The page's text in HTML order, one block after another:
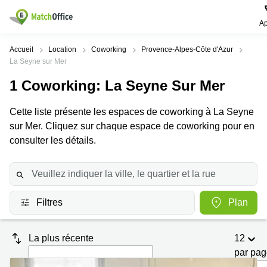
Rechercher / publier
Pages
de
Bureau
Centre
Coworking
Salles
de
réunion
Bureau
virtuel
Villes
Populaires
Paris
Lille
Bordeaux
Nantes
Toulouse
Nice
Recherches
populaires
Centres
d'affaires
Paris
Lille
Coworking
Paris
Lyon
Coworking
Aide
Qui sommes-nous?
Publier un local
Prix
Connexion
Accueil Location Coworking
Provence-Alpes-Côte d'Azur
La Seyne sur Mer
1 Coworking: La Seyne Sur Mer
Cette liste présente les espaces de coworking à La Seyne
sur Mer. Cliquez sur chaque espace de coworking pour en
consulter les détails.
Filtres Plan
La plus récente
12
par